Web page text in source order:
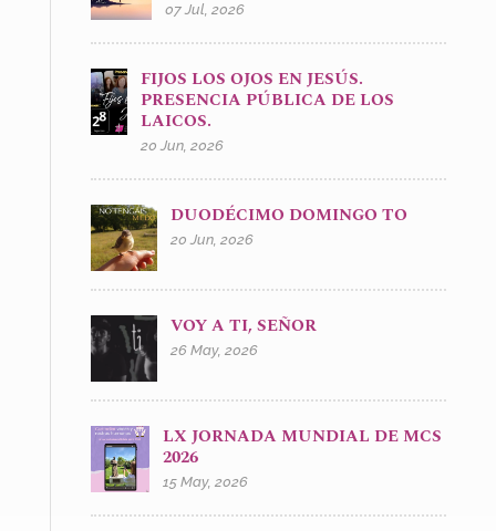
07 Jul, 2026
FIJOS LOS OJOS EN JESÚS.
PRESENCIA PÚBLICA DE LOS
LAICOS.
20 Jun, 2026
DUODÉCIMO DOMINGO TO
20 Jun, 2026
VOY A TI, SEÑOR
26 May, 2026
LX JORNADA MUNDIAL DE MCS
2026
15 May, 2026